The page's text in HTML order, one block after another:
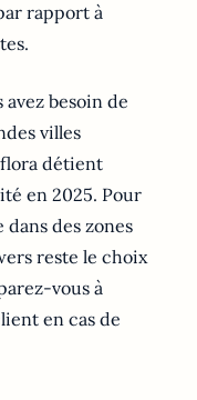
rapport à
avez besoin de
villes
détient
en 2025. Pour
des zones
reste le choix
vous à
en cas de